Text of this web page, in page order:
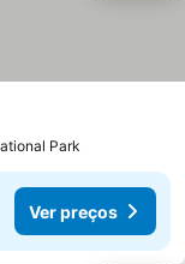
Park
Ver preços